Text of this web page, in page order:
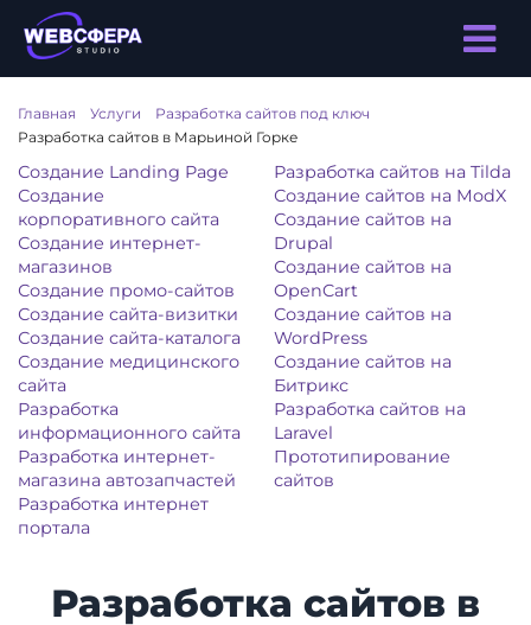
Главная Услуги Разработка сайтов под ключ
Разработка сайтов в Марьиной Горке
Создание Landing Page
Создание
корпоративного сайта
Создание интернет-
магазинов
Создание промо-сайтов
Создание сайта-визитки
Создание сайта-каталога
Создание медицинского
сайта
Разработка
информационного сайта
Разработка интернет-
магазина автозапчастей
Разработка интернет
портала
Разработка сайтов на Tilda
Создание сайтов на ModX
Создание сайтов на
Drupal
Создание сайтов на
OpenCart
Создание сайтов на
WordPress
Создание сайтов на
Битрикс
Разработка сайтов на
Laravel
Прототипирование
сайтов
Разработка сайтов в